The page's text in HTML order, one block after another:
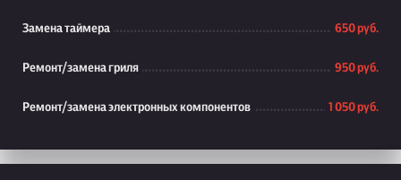
Замена таймера 650 руб.
Ремонт/замена гриля 950 руб.
Ремонт/замена электронных компонентов 1 050 руб.